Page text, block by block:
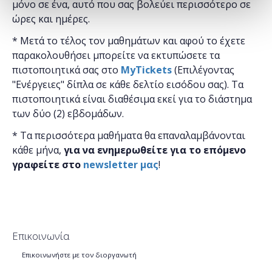
μόνο σε ένα, αυτό που σας βολεύει περισσότερο σε
ώρες και ημέρες.
* Μετά το τέλος τον μαθημάτων και αφού το έχετε
παρακολουθήσει μπορείτε να εκτυπώσετε τα
πιστοποιητικά ​σας στο MyTickets(Επιλέγοντας
"Ενέργειες" δίπλα σε κάθε δελτίο εισόδου σας). Τα
πιστοποιητικά είναι διαθέσιμα εκεί για το διάστημα
των δύο (2) εβδομάδων.
* Τα περισσότερα μαθήματα θα επαναλαμβάνονται
κάθε μήνα, για να ενημερωθείτε για το επόμενο
γραφείτε στο newsletter μας!
Επικοινωνία
Επικοινωνήστε με τον διοργανωτή